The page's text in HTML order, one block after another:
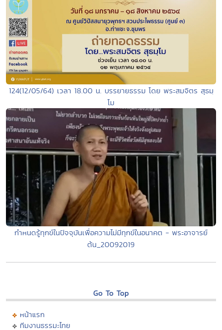
124(12/05/64) เวลา 18.00 น. บรรยายธรรม โดย พระสมจิตร สุธมฺ
โม
กำหนดรู้ทุกข์ในปัจจุบันเพื่อความไม่มีทุกข์ในอนาคต - พระอาจารย์
ต้น_20092019
Go To Top
หน้าแรก
ทีมงานธรรมะไทย